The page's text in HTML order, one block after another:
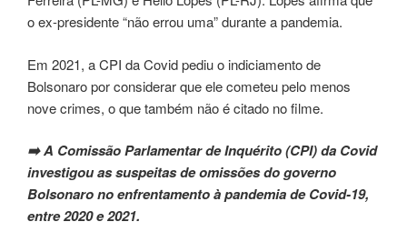
o ex-presidente “não errou uma” durante a pandemia.
Em 2021, a CPI da Covid pediu o indiciamento de
Bolsonaro por considerar que ele cometeu pelo menos
nove crimes, o que também não é citado no filme.
➡️ A Comissão Parlamentar de Inquérito (CPI) da Covid
investigou as suspeitas de omissões do governo
Bolsonaro no enfrentamento à pandemia de Covid-19,
entre 2020 e 2021.